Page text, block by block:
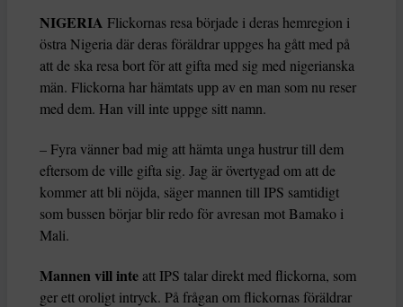
NIGERIA Flickornas resa började i deras hemregion i
östra Nigeria där deras föräldrar uppges ha gått med på
att de ska resa bort för att gifta med sig med nigerianska
män. Flickorna har hämtats upp av en man som nu reser
med dem. Han vill inte uppge sitt namn.
– Fyra vänner bad mig att hämta unga hustrur till dem
eftersom de ville gifta sig. Jag är övertygad om att de
kommer att bli nöjda, säger mannen till IPS samtidigt
som bussen börjar blir redo för avresan mot Bamako i
Mali.
Mannen vill inteatt IPS talar direkt med flickorna, som
ger ett oroligt intryck. På frågan om flickornas föräldrar